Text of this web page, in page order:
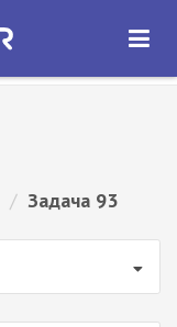
ОТКРЫТЬ
/ Задача 93